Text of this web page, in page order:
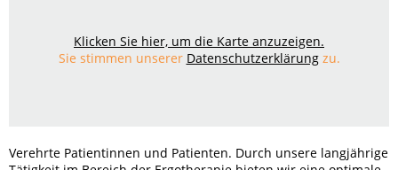
Klicken Sie hier, um die Karte anzuzeigen.
Sie stimmen unserer Datenschutzerklärungzu.
Verehrte Patientinnen und Patienten. Durch unsere langjährige